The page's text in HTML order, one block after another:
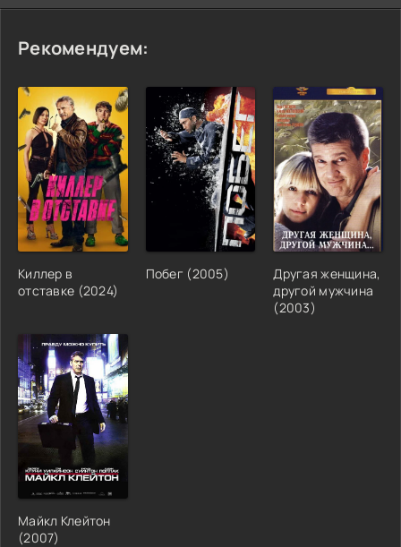
Рекомендуем:
Киллер в
отставке (2024)
Побег (2005)
Другая женщина,
другой мужчина
(2003)
Майкл Клейтон
(2007)